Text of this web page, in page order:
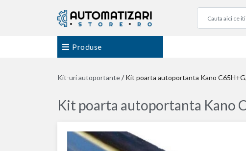
Produse
Kit-uri autoportante/Kit poarta autoportanta Kano
Kit poarta autoportanta Kano